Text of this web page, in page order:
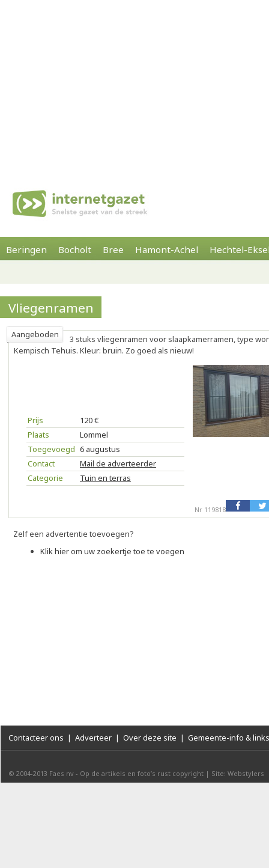
Beringen Bocholt Bree Hamont-Achel Hechtel-
Vliegenramen
Aangeboden
3 stuks vliegenramen voor slaapkamerramen, type
Kempisch Tehuis. Kleur: bruin. Zo goed als nieuw!
Prijs
120 €
Plaats
Lommel
Toegevoegd 6 augustus
Contact
Mail de adverteerder
Categorie
Tuin en terras
Nr 119818
Zelf een advertentie toevoegen?
Klik hier om uw zoekertje toe te voegen
Contacteer ons | Adverteer | Over deze site | Gemeente-info & links
© 2004-2013 Faes nv - Op de artikels en foto’s rust copyright | Site: Webstylers